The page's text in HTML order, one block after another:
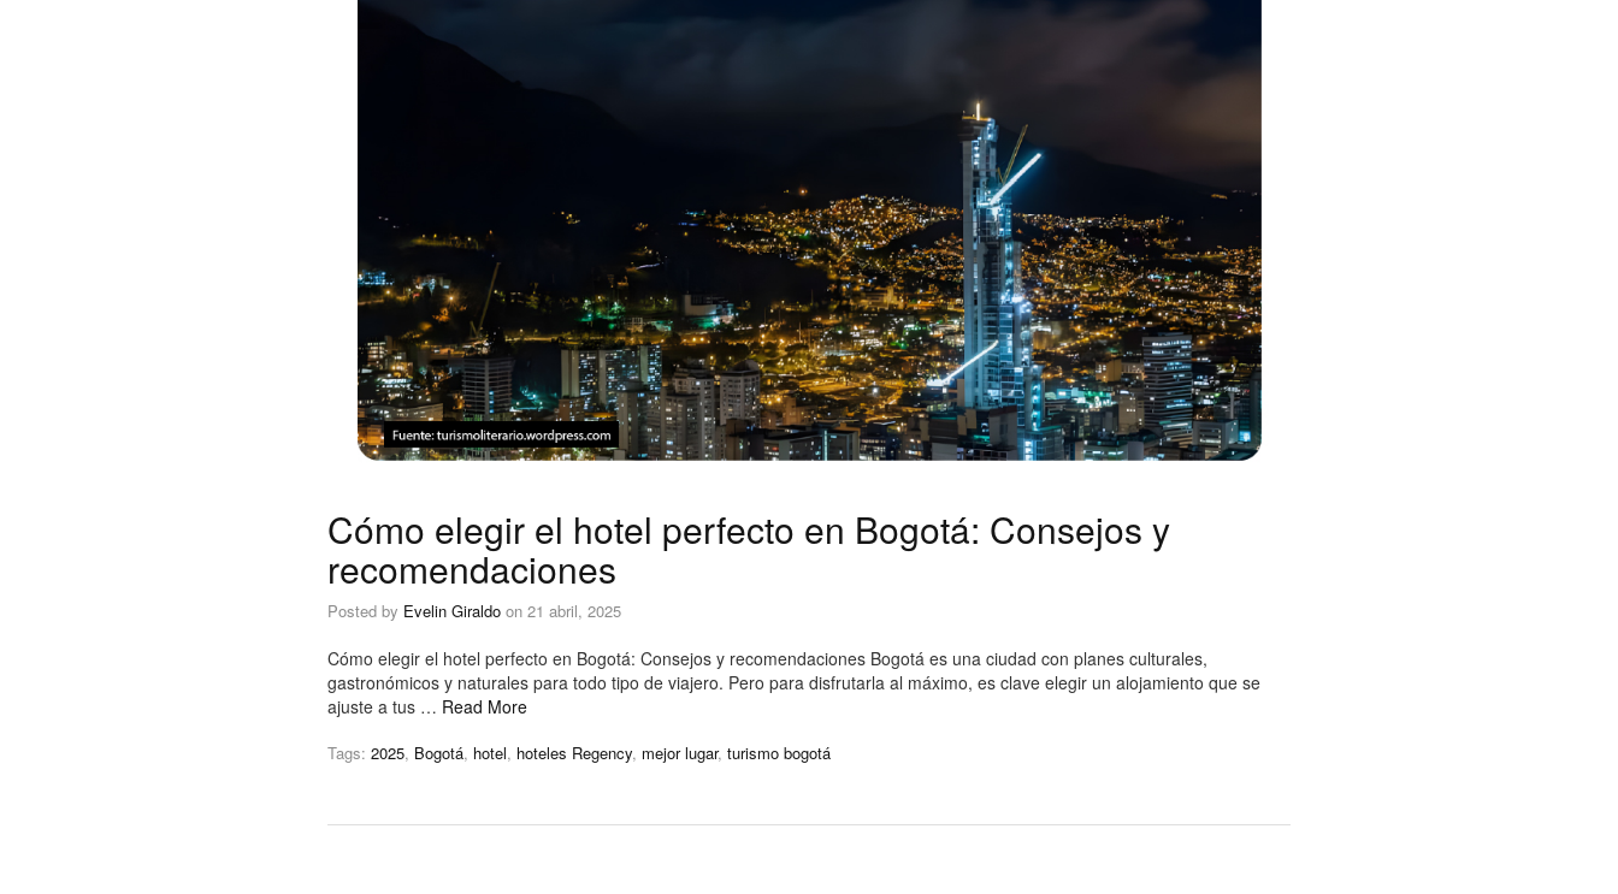
Cómo elegir el hotel perfecto en Bogotá: Consejos y
recomendaciones
Posted by Evelin Giraldo on 21 abril, 2025
Cómo elegir el hotel perfecto en Bogotá: Consejos y recomendaciones Bogotá es una ciudad con planes culturales,
gastronómicos y naturales para todo tipo de viajero. Pero para disfrutarla al máximo, es clave elegir un alojamiento que se
ajuste a tus … Read More
Tags: 2025, Bogotá, hotel, hoteles Regency, mejor lugar, turismo bogotá